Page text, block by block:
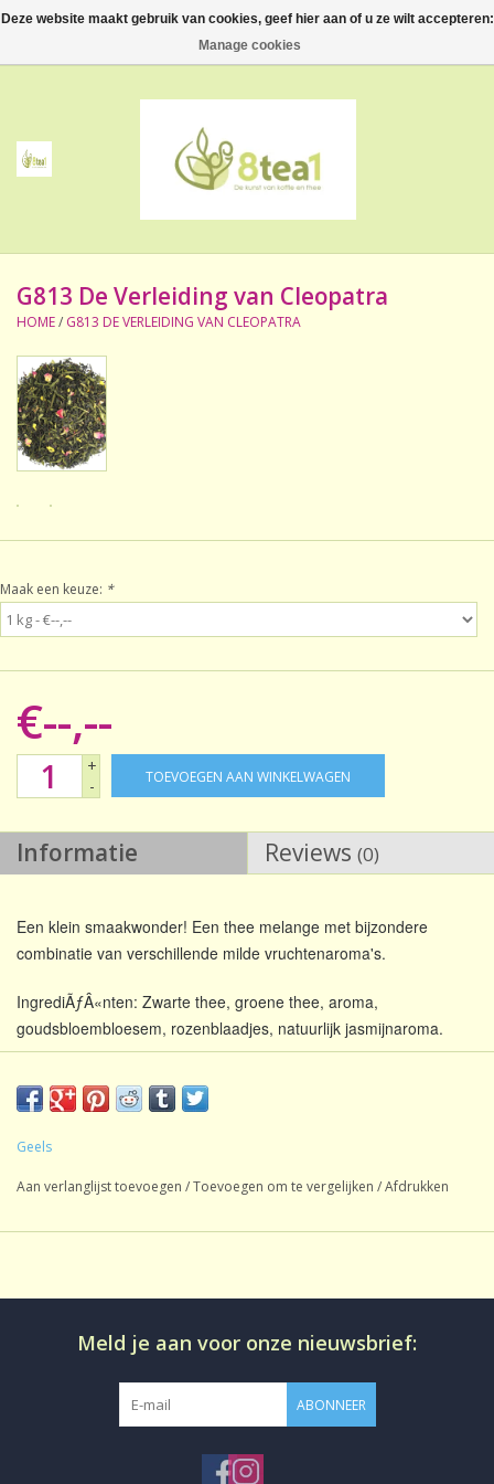
0 Artikelen - €--,--
Thee
Accessoires
NIEUW! Verpakte thee
BeppeDeli en 8tea1
Contact
Sale!
Laatste kans!
G813 De Verleiding van Cleopatra
HOME/ G813 DE VERLEIDING VAN CLEOPATRA
Maak een keuze: *
€--,--
+
-
TOEVOEGEN AAN WINKELWAGEN
Informatie Reviews (0)
Een klein smaakwonder! Een thee melange met bijzondere
combinatie van verschillende milde vruchtenaroma's.
IngrediÃƒÂ«nten: Zwarte thee, groene thee, aroma,
goudsbloembloesem, rozenblaadjes, natuurlijk jasmijnaroma.
Soort thee:
Inhoud:
Oorsprong:
Mengsel
Smaak:
Gearomatiseerd
CafeÃƒÂ¯neÃ¢â‚¬Â¨:
CafeÃƒÂ¯nehoudend
Productie:
conventioneel
verpakking
Geels
Aan verlanglijst toevoegen /Toevoegen om te vergelijken /Afdrukken
Meld je aan voor onze nieuwsbrief:
ABONNEER
Deze website maakt gebruik van cookies, geef hier aan of u ze wilt accepteren:
Manage cookies